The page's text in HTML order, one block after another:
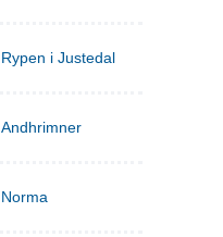
Rypen i Justedal
Andhrimner
Norma